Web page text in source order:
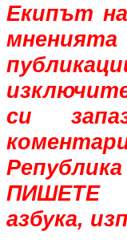
Екипът на
си
ПИШЕТЕ
азбука,